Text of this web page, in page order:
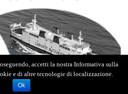
accetti la nostra Informativa sulla
e di altre tecnologie di localizzazione.
Ok